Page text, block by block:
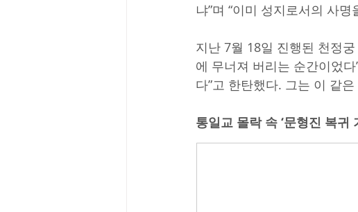
냐”며 “이미 성지로서의 사
지난 7월 18일 진행된 천정
에 무너져 버리는 순간이었
다”고 한탄했다. 그는 이 같
통일교 몰락 속 ‘문형진 복귀